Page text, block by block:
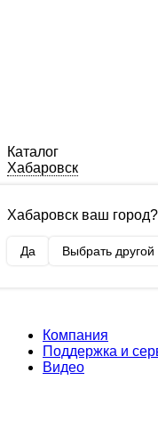
Каталог
Хабаровск
Хабаровск ваш город?
Да Выбрать другой
Компания
Поддержка и
Видео